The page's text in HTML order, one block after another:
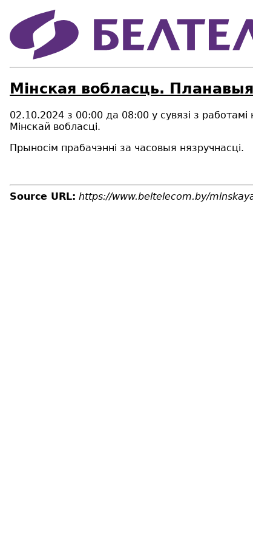
Мінская вобласць.
02.10.2024 з 00:00 да 08:00 у сувязі з
Мінскай вобласці.
Прыносім прабачэнні за часовыя нязручнасці.
Source URL: https://www.beltelecom.by/